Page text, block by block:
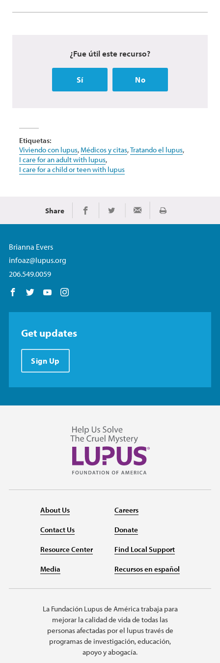
¿Fue útil este recurso?
Sí No
Etiquetas:
Viviendo con lupus, Médicos y citas,Tratando el lupus,
I care for an adult with lupus,
I care for a child or teen with lupus
Share Share on Facebook
Share on TwitterShare via EmailImprimir
Brianna Evers
infoaz@lupus.org
206.549.0059
Follow us on Facebook
Follow us on Twitter
Follow us on YouTube
Get updates
Sign Up
About Us
Contact Us
Resource Center
Media
Careers
Donate
Find Local Support
Recursos en español
La Fundación Lupus de América trabaja para
mejorar la calidad de vida de todas las
personas afectadas por el lupus través de
programas de investigación, educación,
apoyo y abogacía.